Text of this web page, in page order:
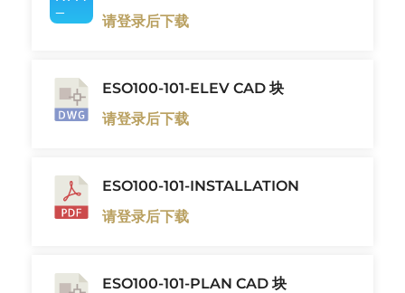
请登录后下载
ESO100-101-ELEV CAD 块
请登录后下载
ESO100-101-INSTALLATION
请登录后下载
ESO100-101-PLAN CAD 块